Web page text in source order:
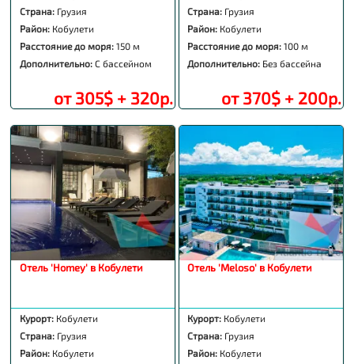
Страна: Грузия
Район: Кобулети
Расстояние до моря: 150 м
Дополнительно: С бассейном
от 305$ + 320р.
Страна: Грузия
Район: Кобулети
Расстояние до моря:100 м
Дополнительно: Без бассейна
от 370$ + 200р.
Отель 'Homey' в Кобулети
Курорт: Кобулети
Страна: Грузия
Район: Кобулети
Отель 'Meloso' в Кобулети
Курорт: Кобулети
Страна: Грузия
Район: Кобулети